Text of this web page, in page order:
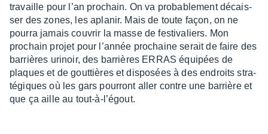
travaille pour l’an prochain. On va proba­ble­ment décais­
ser des zones, les apla­nir. Mais de toute façon, on ne
pourra jamais couvrir la masse de festi­va­liers. Mon
prochain projet pour l’an­née prochaine serait de faire des
barrières urinoir, des barrières ERRAS équi­pées de
plaques et de gout­tières et dispo­sées à des endroits stra­
té­giques où les gars pour­ront aller contre une barrière et
que ça aille au tout-à-l’égout.